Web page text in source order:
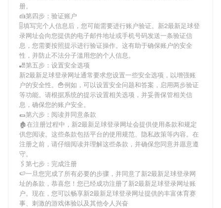
册。
🍰第四步：验证账户
🎚填写完个人信息后，您可能需要进行账户验证。 新2最新足球登
录网址会向您提供的电子邮件地址或手机号码发送一条验证信
息，您需要按照提示进行验证操作。这有助于确保账户的安全
性，并防止不法分子滥用您的个人信息。
🎳第五步：设置安全选项
新2最新足球登录网址通常要求您设置一些安全选项，以增强账
户的安全性。🍟例如，可以设置安全问题和答案，启用两步验证
等功能。请根据系统的提示设置相关选项，并妥善保管相关信
息，确保您的账户安全。
🌯第六步：阅读并同意条款
🏚在注册过程中， 新2最新足球登录网址会提供使用条款和规定
供您阅读。这些条款包括平台的使用规范、隐私政策等内容。在
注册之前，请仔细阅读并理解这些条款，并确保您同意并愿意遵
守。
🖇第七步：完成注册
🍉一旦您完成了所有必要的步骤，并同意了新2最新足球登录网
址的条款，恭喜您！您已经成功注册了新2最新足球登录网址账
户。现在，您可以畅享新2最新足球登录网址提供的丰富体育赛
事、刺激的游戏体验以及其他令人兴奋